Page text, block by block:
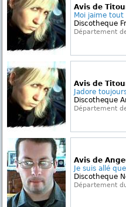
Avis de
Moi jaime
Discotheque
Département
Avis de
Jadore
Discotheque
Département
Avis de
Je suis allé
Discotheque
Département